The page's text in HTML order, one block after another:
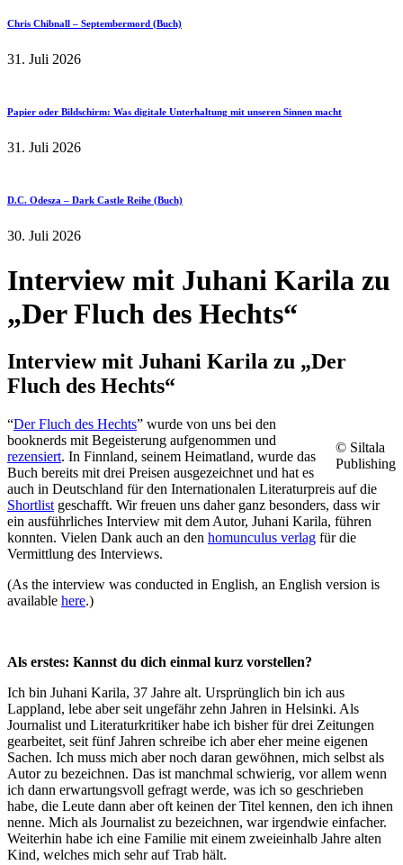
Chris Chibnall – Septembermord (Buch)
31. Juli 2026
Papier oder Bildschirm: Was digitale Unterhaltung mit unseren Sinnen macht
31. Juli 2026
D.C. Odesza – Dark Castle Reihe (Buch)
30. Juli 2026
Interview mit Juhani Karila zu
„Der Fluch des Hechts“
Interview mit Juhani Karila zu „Der
Fluch des Hechts“
© Siltala
Publishing
“Der Fluch des Hechts” wurde von uns bei den
booknerds mit Begeisterung aufgenommen und
rezensiert. In Finnland, seinem Heimatland, wurde das
Buch bereits mit drei Preisen ausgezeichnet und hat es
auch in Deutschland für den Internationalen Literaturpreis auf die
Shortlist geschafft. Wir freuen uns daher ganz besonders, dass wir
ein ausführliches Interview mit dem Autor, Juhani Karila, führen
konnten. Vielen Dank auch an den homunculus verlag für die
Vermittlung des Interviews.
(As the interview was conducted in English, an English version is
available here.)
Als erstes: Kannst du dich einmal kurz vorstellen?
Ich bin Juhani Karila, 37 Jahre alt. Ursprünglich bin ich aus
Lappland, lebe aber seit ungefähr zehn Jahren in Helsinki. Als
Journalist und Literaturkritiker habe ich bisher für drei Zeitungen
gearbeitet, seit fünf Jahren schreibe ich aber eher meine eigenen
Sachen. Ich muss mich aber noch daran gewöhnen, mich selbst als
Autor zu bezeichnen. Das ist manchmal schwierig, vor allem wenn
ich dann erwartungsvoll gefragt werde, was ich so geschrieben
habe, die Leute dann aber oft keinen der Titel kennen, den ich ihnen
nenne. Mich als Journalist zu bezeichnen, war irgendwie einfacher.
Weiterhin habe ich eine Familie mit einem zweieinhalb Jahre alten
Kind, welches mich sehr auf Trab hält.